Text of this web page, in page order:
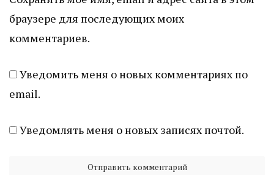
браузере для последующих моих
комментариев.
Уведомить меня о новых комментариях по
email.
Уведомлять меня о новых записях почтой.